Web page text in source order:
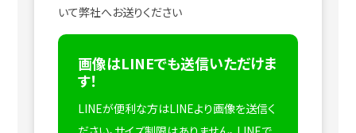
いて弊社へお送りください
画像はLINEでも送信いただけま
す！
LINEが便利な方はLINEより画像を送信く